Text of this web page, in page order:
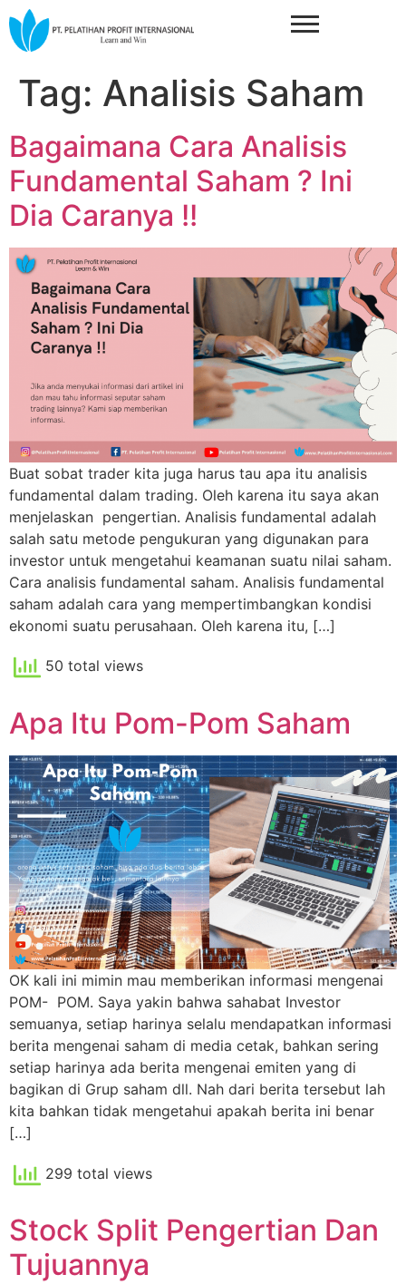
Tag: Analisis Saham
Bagaimana Cara Analisis
Fundamental Saham ? Ini
Dia Caranya !!
Buat sobat trader kita juga harus tau apa itu analisis
fundamental dalam trading. Oleh karena itu saya akan
menjelaskan pengertian. Analisis fundamental adalah
salah satu metode pengukuran yang digunakan para
investor untuk mengetahui keamanan suatu nilai saham.
Cara analisis fundamental saham. Analisis fundamental
saham adalah cara yang mempertimbangkan kondisi
ekonomi suatu perusahaan. Oleh karena itu, […]
50 total views
Apa Itu Pom-Pom Saham
OK kali ini mimin mau memberikan informasi mengenai
POM- POM. Saya yakin bahwa sahabat Investor
semuanya, setiap harinya selalu mendapatkan informasi
berita mengenai saham di media cetak, bahkan sering
setiap harinya ada berita mengenai emiten yang di
bagikan di Grup saham dll. Nah dari berita tersebut lah
kita bahkan tidak mengetahui apakah berita ini benar
[…]
299 total views
Stock Split Pengertian Dan
Tujuannya